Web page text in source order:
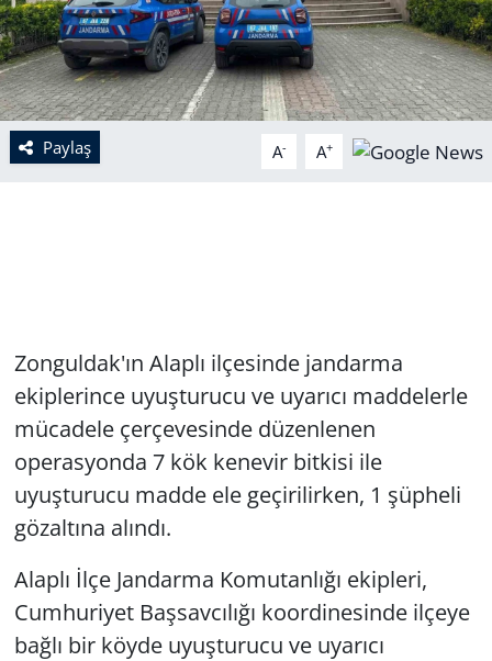
Paylaş A- A+
Zonguldak'ın Alaplı ilçesinde jandarma
ekiplerince uyuşturucu ve uyarıcı maddelerle
mücadele çerçevesinde düzenlenen
operasyonda 7 kök kenevir bitkisi ile
uyuşturucu madde ele geçirilirken, 1 şüpheli
gözaltına alındı.
Alaplı İlçe Jandarma Komutanlığı ekipleri,
Cumhuriyet Başsavcılığı koordinesinde ilçeye
bağlı bir köyde uyuşturucu ve uyarıcı